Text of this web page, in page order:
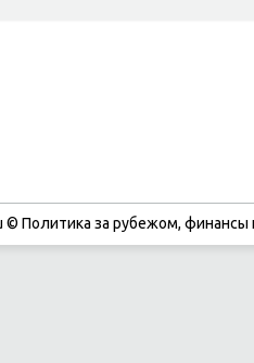
© Политиκа за рубежом, финансы